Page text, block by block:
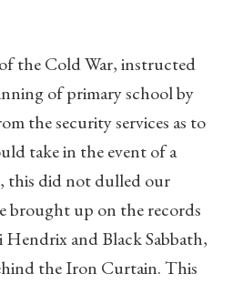
the Cold War, instructed
of primary school by
the security services as to
take in the event of a
this did not dulled our
brought up on the records
and Black Sabbath,
the Iron Curtain. This